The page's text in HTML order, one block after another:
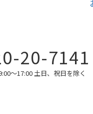
20-7141
〜17:00 土日、祝日を除く